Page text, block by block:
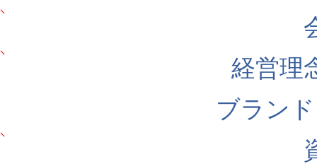
経営理
ブラン